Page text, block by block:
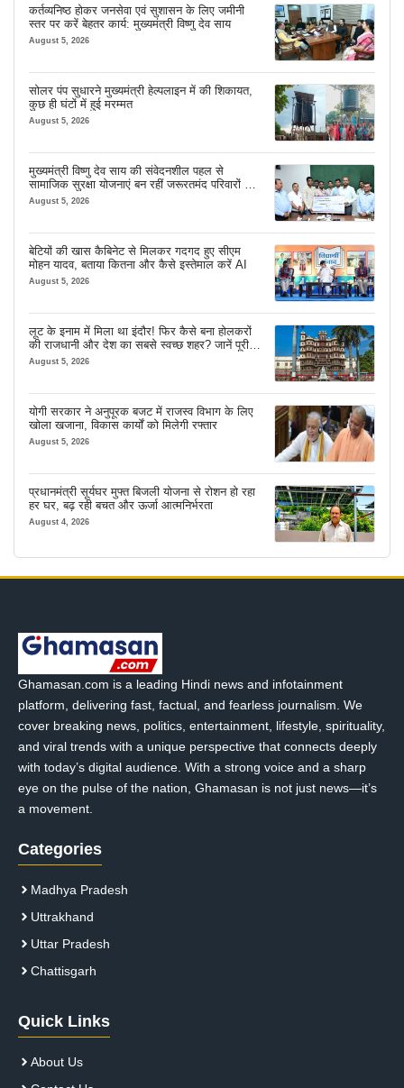
कर्तव्यनिष्ठ होकर जनसेवा एवं सुशासन के लिए जमीनी
स्तर पर करें बेहतर कार्य: मुख्यमंत्री विष्णु देव साय
August 5, 2026
सोलर पंप सुधारने मुख्यमंत्री हेल्पलाइन में की शिकायत,
कुछ ही घंटों में हुई मरम्मत
August 5, 2026
मुख्यमंत्री विष्णु देव साय की संवेदनशील पहल से
सामाजिक सुरक्षा योजनाएं बन रहीं जरूरतमंद परिवारों का
मजबूत सहारा
August 5, 2026
बेटियों की खास कैबिनेट से मिलकर गदगद हुए सीएम
मोहन यादव, बताया कितना और कैसे इस्तेमाल करें AI
August 5, 2026
लूट के इनाम में मिला था इंदौर! फिर कैसे बना होलकरों
की राजधानी और देश का सबसे स्वच्छ शहर? जानें पूरी
कहानी
August 5, 2026
योगी सरकार ने अनुपूरक बजट में राजस्व विभाग के लिए
खोला खजाना, विकास कार्यों को मिलेगी रफ्तार
August 5, 2026
प्रधानमंत्री सूर्यघर मुफ्त बिजली योजना से रोशन हो रहा
हर घर, बढ़ रही बचत और ऊर्जा आत्मनिर्भरता
August 4, 2026
Ghamasan.com is a leading Hindi news and infotainment
platform, delivering fast, factual, and fearless journalism. We
cover breaking news, politics, entertainment, lifestyle, spirituality,
and viral trends with a unique perspective that connects deeply
with today’s digital audience. With a strong voice and a sharp
eye on the pulse of the nation, Ghamasan is not just news—it’s
a movement.
Categories
Madhya Pradesh
Uttrakhand
Uttar Pradesh
Chattisgarh
Quick Links
About Us